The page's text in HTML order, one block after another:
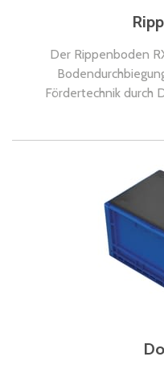
Der Rippenboden
Fördertechnik durch